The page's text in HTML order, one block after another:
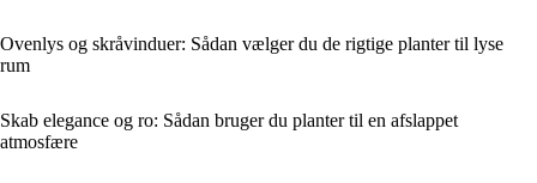
Ovenlys og skråvinduer: Sådan vælger du de rigtige planter til lyse
rum
Skab elegance og ro: Sådan bruger du planter til en afslappet
atmosfære